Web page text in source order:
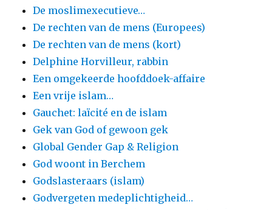
De moslimexecutieve…
De rechten van de mens (Europees)
De rechten van de mens (kort)
Delphine Horvilleur, rabbin
Een omgekeerde hoofddoek-affaire
Een vrije islam…
Gauchet: laïcité en de islam
Gek van God of gewoon gek
Global Gender Gap & Religion
God woont in Berchem
Godslasteraars (islam)
Godvergeten medeplichtigheid…